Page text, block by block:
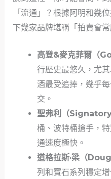
「流通」？根據阿明和幾
下幾家品牌堪稱「拍賣會常
高登&麥克菲爾（
行歷史最悠久，尤
酒最受追捧，幾乎
交。
聖弗利（
桶、波特桶搶手，
通速度極快。
道格拉斯·梁（
列和寶石系列穩定